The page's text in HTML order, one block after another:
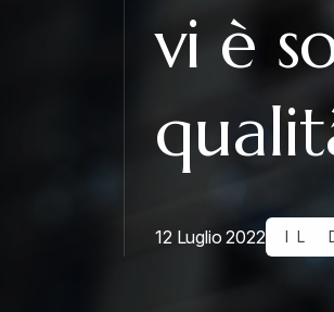
vi è
12 Luglio 2022 IL